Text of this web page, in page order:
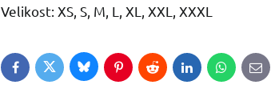
Velikost: XS, S, M, L, XL, XXL, XXXL
FacebookTwitterBlueskyPinterestReddit LinkedInWhatsApp
E-
mail